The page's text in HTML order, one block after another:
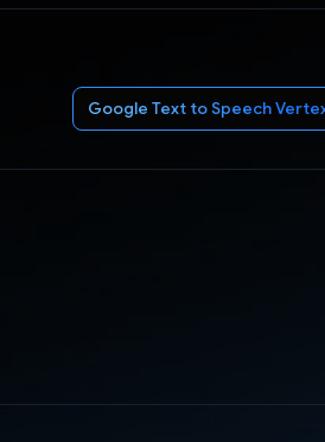
Google Text to Speech